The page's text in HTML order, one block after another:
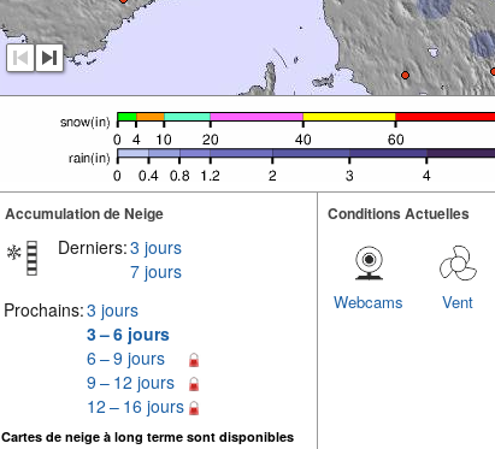
Accumulation de Neige
Derniers:3 jours
7 jours
Prochains:3 jours
3 – 6 jours
6 – 9 jours
9 – 12 jours
12 – 16 jours
Cartes de neige à long terme sont disponibles
Conditions Actuelles
Vent
Webcams